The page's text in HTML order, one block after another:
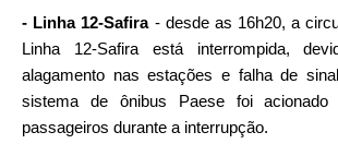
- Linha 12-Safira- desde as 16h20, a
Linha 12-Safira está interrompida,
alagamento nas estações e falha de
sistema de ônibus Paese foi acionado
passageiros durante a interrupção.